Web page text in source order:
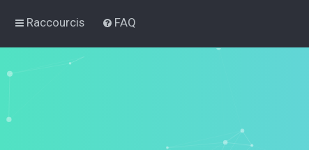
Raccourcis FAQ